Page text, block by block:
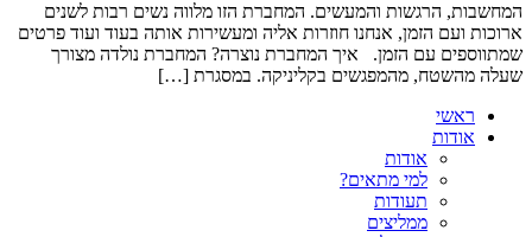
המחשבות, הרגשות והמעשים. המחברת הזו מלווה נשים רבות לשנים
ארוכות ועם הזמן, אנחנו חוזרות אליה ומעשירות אותה בעוד ועוד פרטים
שמתווספים עם הזמן. איך המחברת נוצרה? המחברת נולדה מצורך
שעלה מהשטח, מהמפגשים בקליניקה. במסגרת […]
ראשי
אודות
אודות
למי מתאים?
תעודות
ממליצים